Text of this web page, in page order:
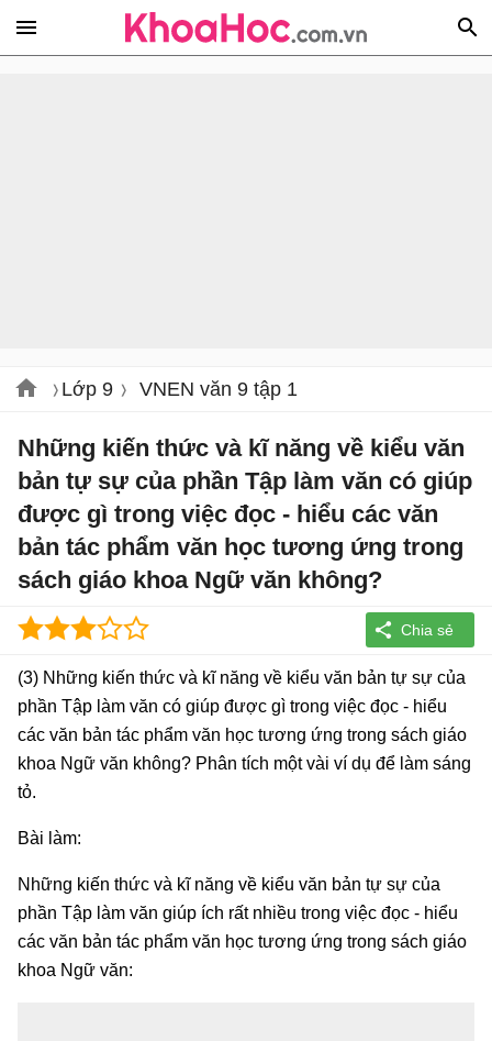
Lớp 9 VNEN văn 9 tập 1
Những kiến thức và kĩ năng về kiểu văn
bản tự sự của phần Tập làm văn có giúp
được gì trong việc đọc - hiểu các văn
bản tác phẩm văn học tương ứng trong
sách giáo khoa Ngữ văn không?
(3) Những kiến thức và kĩ năng về kiểu văn bản tự sự của
phần Tập làm văn có giúp được gì trong việc đọc - hiểu
các văn bản tác phẩm văn học tương ứng trong sách giáo
khoa Ngữ văn không? Phân tích một vài ví dụ để làm sáng
tỏ.
Bài làm:
Những kiến thức và kĩ năng về kiểu văn bản tự sự của
phần Tập làm văn giúp ích rất nhiều trong việc đọc - hiểu
các văn bản tác phẩm văn học tương ứng trong sách giáo
khoa Ngữ văn: